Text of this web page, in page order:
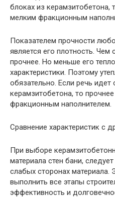
блоках из керамзитобетона,
мелким фракционным
Показателем прочности
является его плотность.
прочнее. Но меньше его
характеристики. Поэтому
обязательно. Если речь идет
керамзитобетона, то
фракционным наполнителем.
Сравнение характеристик с
При выборе
материала стен бани,
слабых сторонах материала.
выполнить все этапы
эффективность и